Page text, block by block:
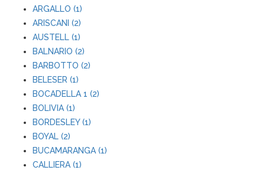
ARGALLO (1)
ARISCANI (2)
AUSTELL (1)
BALNARIO (2)
BARBOTTO (2)
BELESER (1)
BOCADELLA 1 (2)
BOLIVIA (1)
BORDESLEY (1)
BOYAL (2)
BUCAMARANGA (1)
CALLIERA (1)